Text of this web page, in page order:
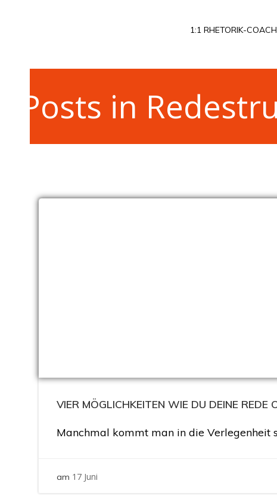
1:1 RHETORIK-
Posts in
VIER MÖGLICHKEITEN WIE DU DEINE
Manchmal kommt man in die Verlegenheit
am 17 Juni